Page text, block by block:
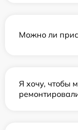
Можно ли
Я хочу, чтобы